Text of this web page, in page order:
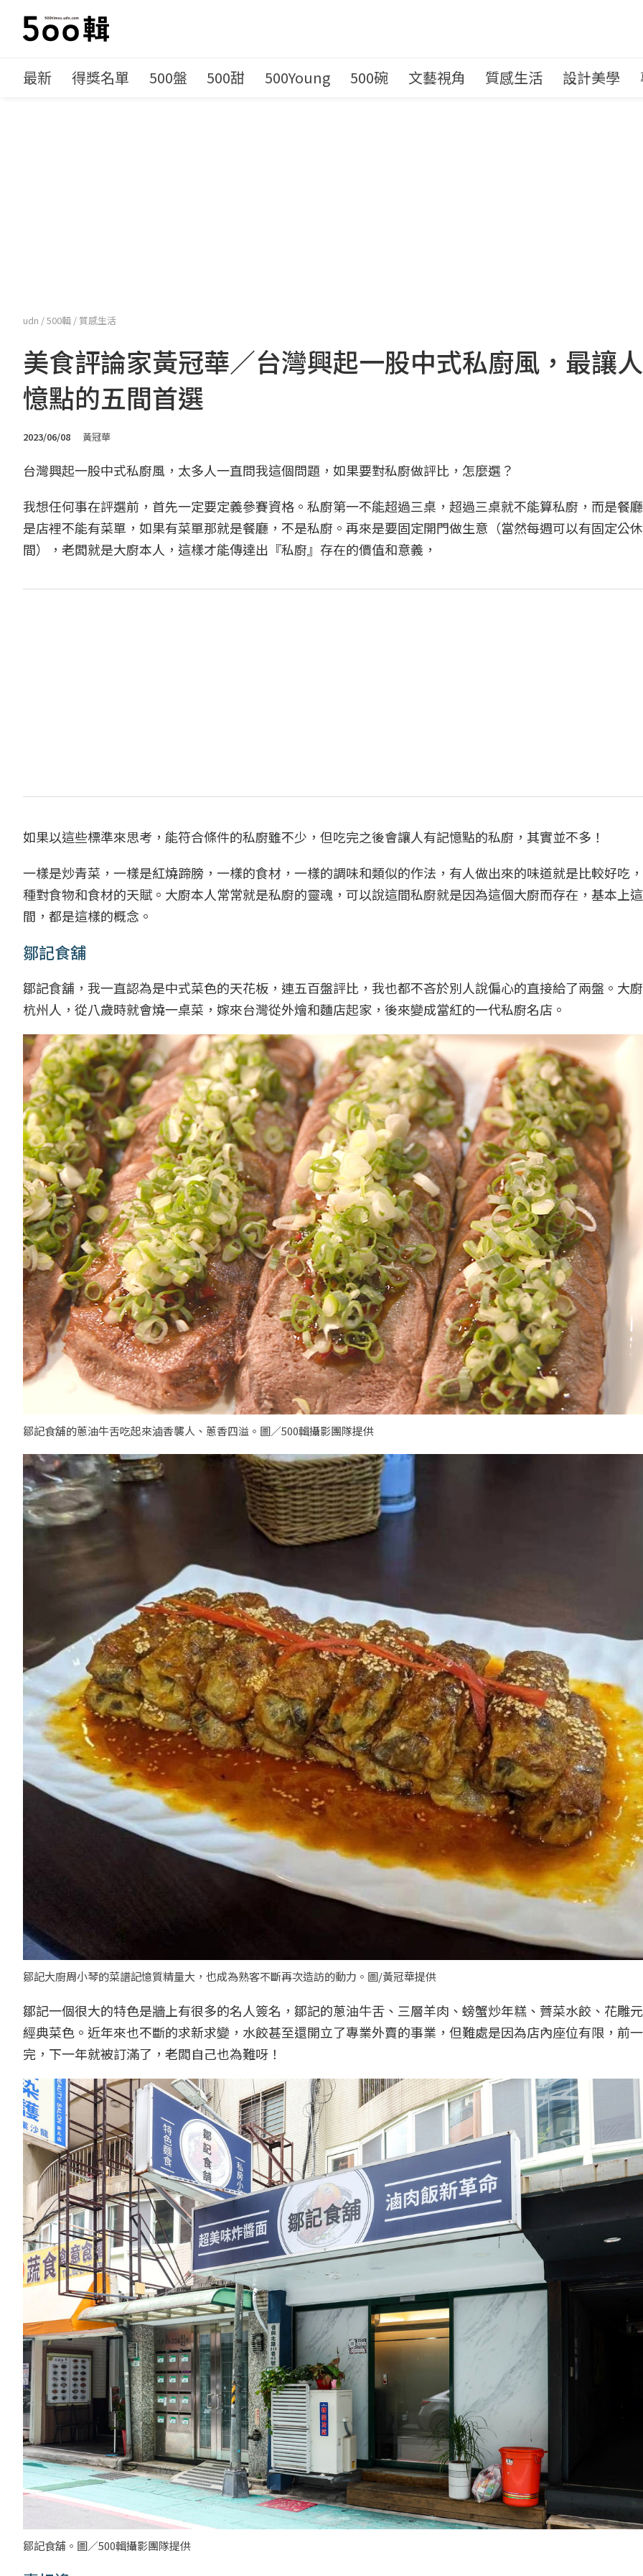
最新 得獎名單 500盤 500甜 500Young 500碗 文藝視角 質感生活 設計美學
udn /500輯 / 質感生活
美食評論家黃冠華／台灣興起一股中式私廚風，最讓
憶點的五間首選
2023/06/08 黃冠華
台灣興起一股中式私廚風，太多人一直問我這個問題，如果要對私廚做評比，怎麼選？
我想任何事在評選前，首先一定要定義參賽資格。私廚第一不能超過三桌，超過三桌就不能算私廚，而是餐
是店裡不能有菜單，如果有菜單那就是餐廳，不是私廚。再來是要固定開門做生意（當然每週可以有固定公
間），老闆就是大廚本人，這樣才能傳達出『私廚』存在的價值和意義，
如果以這些標準來思考，能符合條件的私廚雖不少，但吃完之後會讓人有記憶點的私廚，其實並不多！
一樣是炒青菜，一樣是紅燒蹄膀，一樣的食材，一樣的調味和類似的作法，有人做出來的味道就是比較好吃
種對食物和食材的天賦。大廚本人常常就是私廚的靈魂，可以說這間私廚就是因為這個大廚而存在，基本上
間，都是這樣的概念。
鄒記食舖
鄒記食舖，我一直認為是中式菜色的天花板，連五百盤評比，我也都不吝於別人說偏心的直接給了兩盤。大
杭州人，從八歲時就會燒一桌菜，嫁來台灣從外燴和麵店起家，後來變成當紅的一代私廚名店。
鄒記食舖的蔥油牛舌吃起來滷香襲人、蔥香四溢。圖／500輯攝影團隊提供
鄒記大廚周小琴的菜譜記憶質精量大，也成為熟客不斷再次造訪的動力。圖/黃冠華提供
鄒記一個很大的特色是牆上有很多的名人簽名，鄒記的蔥油牛舌、三層羊肉、螃蟹炒年糕、薺菜水餃、花雕
經典菜色。近年來也不斷的求新求變，水餃甚至還開立了專業外賣的事業，但難處是因為店內座位有限，前
完，下一年就被訂滿了，老闆自己也為難呀！
鄒記食舖。圖／500輯攝影團隊提供